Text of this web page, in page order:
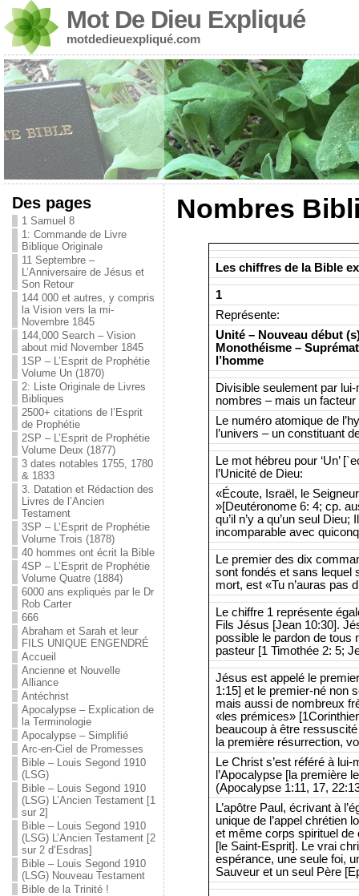
Mot De Dieu Expliqué
motdedieuexpliqué.com
Des pages
1 Samuel 8
1: Commande de Livre
Biblique Originale
11 Septembre –
L’Anniversaire de Jésus et
Son Retour
144 000 et autres, y compris
la Vision vers la mi-
Novembre 1845
144,000 Search – Vision
about mid November 1845
1SP – L’Esprit de Prophétie
Volume Un (1870)
2: Liste Originale de Livres
Bibliques
2500+ citations de l’Esprit
de Prophétie
2SP – L’Esprit de Prophétie
Volume Deux (1877)
3 dates notables 1755, 1780
& 1833
3. Datation et Rédaction des
Livres de l’Ancien
Testament
3SP – L’Esprit de Prophétie
Volume Trois (1878)
40 hommes ont écrit la Bible
4SP – L’Esprit de Prophétie
Volume Quatre (1884)
6000 ans expliqués par le Dr
Rob Carter
666
Abraham et Sarah et leur
FILS UNIQUE ENGENDRÉ
Accueil
Ancienne et Nouvelle
Alliance
Antéchrist
Apocalypse – Explication de
la Terminologie
Apocalypse – Simplifié
Arc-en-Ciel de Promesses
Bible – Louis Segond 1910
(LSG)
Bible – Louis Segond 1910
(LSG) L’Ancien Testament [1
sur 2]
Bible – Louis Segond 1910
(LSG) L’Ancien Testament [2
sur 2 d’Esdras]
Bible – Louis Segond 1910
(LSG) Nouveau Testament
Bible de la Trinité !
Nombres
Les chiffres de la Bible
1
Représente:
Unité – Nouveau début
Monothéisme –
l’homme
Divisible seulement par
nombres – mais un facteur
Le numéro atomique de
l’univers – un constituant
Le mot hébreu pour ‘Un’
l’Unicité de Dieu:
«Écoute, Israël, le
»[Deutéronome 6: 4; cp.
qu’il n’y a qu’un seul
incomparable avec
Le premier des dix
sont fondés et sans lequel
mort, est «Tu n’auras pas
Le chiffre 1 représente
Fils Jésus [Jean 10:30].
possible le pardon de tous
pasteur [1 Timothée 2: 5;
Jésus est appelé le
1:15] et le premier-né non
mais aussi de nombreux
«les prémices»
beaucoup à être
la première résurrection,
Le Christ s’est référé à
l’Apocalypse [la première
(Apocalypse 1:11, 17,
L’apôtre Paul, écrivant à
unique de l’appel chrétien
et même corps spirituel
[le Saint-Esprit]. Le vrai
espérance, une seule foi,
Sauveur et un seul Père